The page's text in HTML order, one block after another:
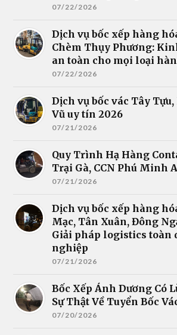
07/22/2026
Dịch vụ bốc xếp hàng
Chèm Thụy Phương:
an toàn cho mọi loại
07/22/2026
Dịch vụ bốc vác Tây
Vũ uy tín 2026
07/21/2026
Quy Trình Hạ Hàng
Trại Gà, CCN Phú Minh
07/21/2026
Dịch vụ bốc xếp hàng
Mạc, Tân Xuân, Đông
Giải pháp logistics toàn
nghiệp
07/21/2026
Bốc Xếp Ánh Dương Có
Sự Thật Về Tuyển Bốc
07/20/2026